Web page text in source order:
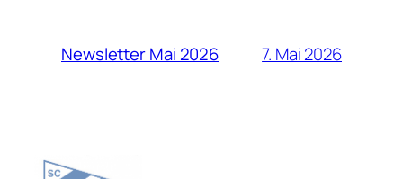
Newsletter Mai 2026 7. Mai 2026